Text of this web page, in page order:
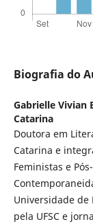
Biografia do
Gabrielle Vivian
Catarina
Doutora em
Catarina e
Feministas e
Universidade de
pela UFSC e